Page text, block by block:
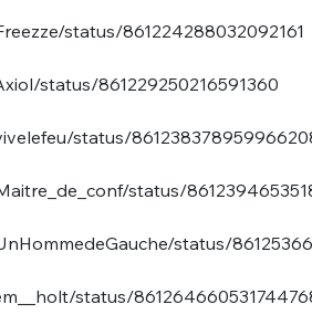
status/861224288032092161
status/861229250216591360
status/
status/
status/
status/